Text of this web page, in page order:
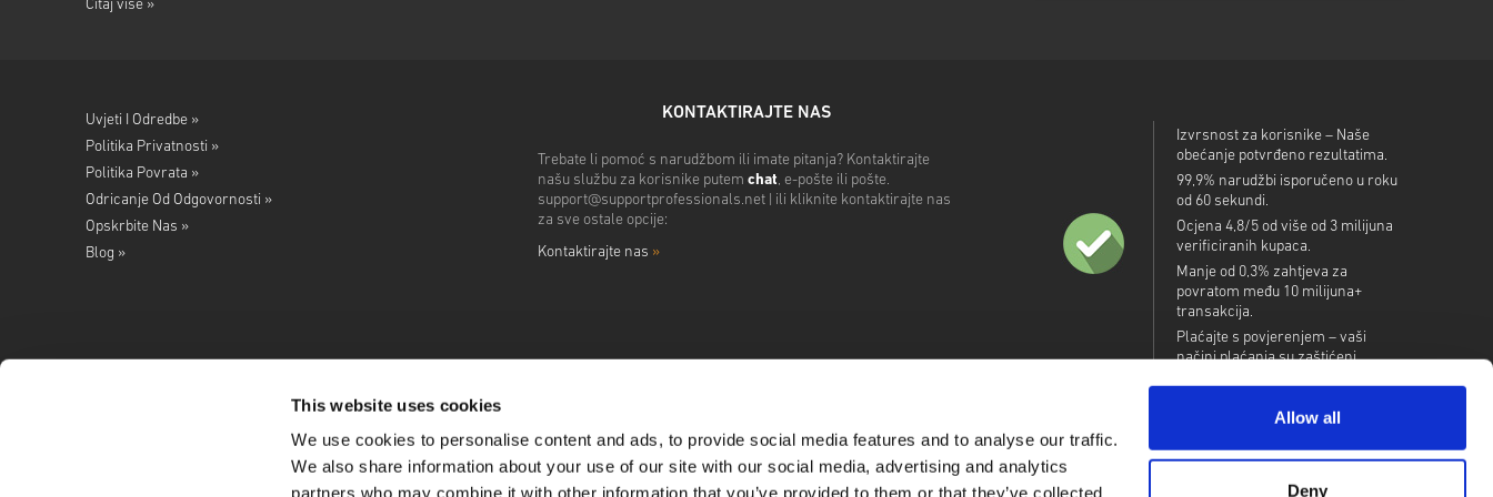
This website uses cookies
We use cookies to personalise content and ads, to provide social media features and to analyse our traffic.
We also share information about your use of our site with our social media, advertising and analytics
partners who may combine it with other information that you’ve provided to them or that they’ve collected
Allow all
Deny
Čitaj više »
Uvjeti I Odredbe »
Politika Privatnosti »
Politika Povrata »
Odricanje Od Odgovornosti »
Opskrbite Nas »
Blog »
KONTAKTIRAJTE NAS
Trebate li pomoć s narudžbom ili imate pitanja? Kontaktirajte
našu službu za korisnike putem chat, e-pošte ili pošte.
support@supportprofessionals.net| ili kliknite kontaktirajte nas
za sve ostale opcije:
Kontaktirajte nas »
Izvrsnost za korisnike – Naše
obećanje potvrđeno rezultatima.
99,9% narudžbi isporučeno u roku
od 60 sekundi.
Ocjena 4,8/5 od više od 3 milijuna
verificiranih kupaca.
Manje od 0,3% zahtjeva za
povratom među 10 milijuna+
transakcija.
Plaćajte s povjerenjem – vaši
načini plaćanja su zaštićeni.